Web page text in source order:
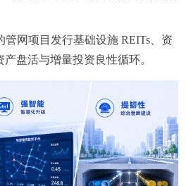
管网项目发行基础设施 REITs、资
盘活与增量投资良性循环。